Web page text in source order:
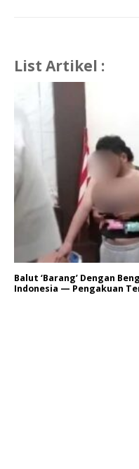
List Artikel :
Balut ‘Barang’ Dengan
Indonesia — Pengakuan